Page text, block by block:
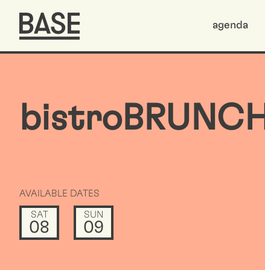
agenda
bistroBRUNCH
AVAILABLE DATES
SAT
08
SUN
09